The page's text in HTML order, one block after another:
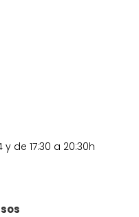
de 17:30 a 20:30h